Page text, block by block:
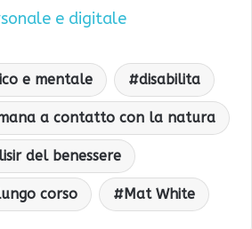
e digitale
e mentale disabilita
a contatto con la natura
del benessere
corso Mat White